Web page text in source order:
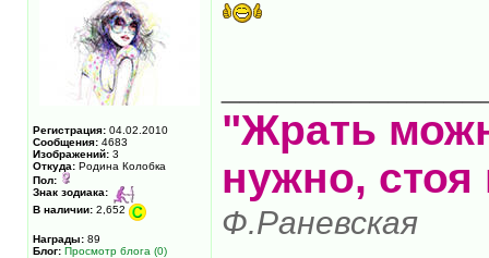
Регистрация: 04.02.2010
Сообщения: 4683
Изображений: 3
Откуда: Родина Колобка
Пол:
Знак зодиака:
В наличии: 2,652
Награды: 89
Блог: Просмотр блога (0)
"Жрать
нужно, стоя
Ф.Раневская